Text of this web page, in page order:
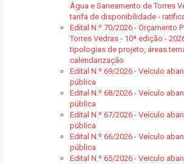
Água e Saneamento de Torres
tarifa de disponibilidade -
Edital N.º 70/2026 - Orçamento
Torres Vedras - 10ª edição -
tipologias de projeto, áreas
calendarização
Edital N.º 69/2026 - Veículo
pública
Edital N.º 68/2026 - Veículo
pública
Edital N.º 67/2026 - Veículo
pública
Edital N.º 66/2026 - Veículo
pública
Edital N.º 65/2026 - Veiculo